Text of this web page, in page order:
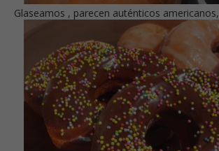
Glaseamos , parecen auténticos americanos,